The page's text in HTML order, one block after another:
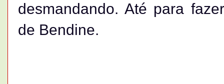
desmandando. Até para
de Bendine.